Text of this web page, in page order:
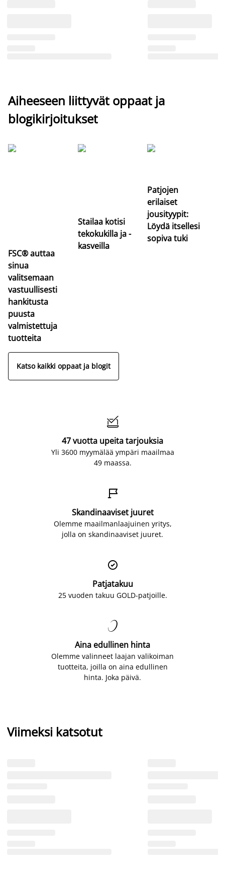
Aiheeseen liittyvät oppaat ja
blogikirjoitukset
FSC® auttaa
sinua
valitsemaan
vastuullisesti
hankitusta
puusta
valmistettuja
tuotteita
Stailaa kotisi
tekokukilla ja -
kasveilla
Patjojen
erilaiset
jousityypit:
Löydä itsellesi
sopiva tuki
Katso kaikki oppaat ja blogit

47 vuotta upeita tarjouksia
Yli 3600 myymälää ympäri maailmaa
49 maassa.

Skandinaaviset juuret
Olemme maailmanlaajuinen yritys,
jolla on skandinaaviset juuret.

Patjatakuu
25 vuoden takuu GOLD-patjoille.

Aina edullinen hinta
Olemme valinneet laajan valikoiman
tuotteita, joilla on aina edullinen
hinta. Joka päivä.
Viimeksi katsotut